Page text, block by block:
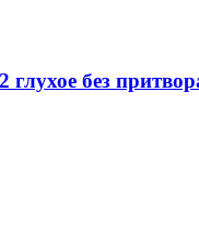
без